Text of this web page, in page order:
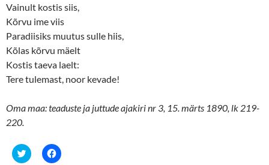
Vainult kostis siis,
Kõrvu ime viis
Paradiisiks muutus sulle hiis,
Kõlas kõrvu mäelt
Kostis taeva laelt:
Tere tulemast, noor kevade!
Oma maa: teaduste ja juttude ajakiri nr 3, 15. märts 1890, lk 219-
220.
C
l
C
l